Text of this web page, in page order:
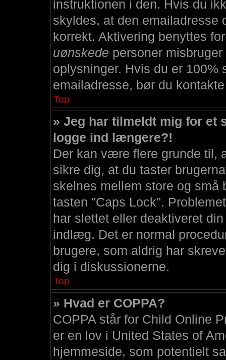
instruktionen i den. Hvis du
skyldes, at den emailadresse
korrekt. Aktivering benyttes
uønskede personer
oplysninger. Hvis du er 100%
emailadresse, bør du
Top
» Jeg har tilmeldt mig for et
logge ind længere?!
Der kan være flere grunde til,
sikre dig, at du taster
skelnes mellem store og små
tasten "Caps Lock".
har slettet eller deaktiveret
indlæg. Det er normal
brugere, som aldrig har
dig i diskussionerne.
Top
» Hvad er COPPA?
COPPA står for Child Online
er en lov i United States of
hjemmeside, som potentielt